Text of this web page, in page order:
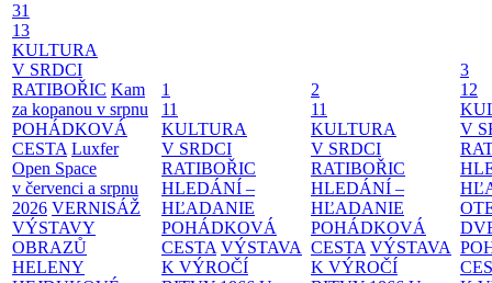
31
13
KULTURA
V SRDCI
RATIBOŘIC Kam
za kopanou v srpnu
POHÁDKOVÁ
CESTA Luxfer
Open Space
v červenci a srpnu
2026 VERNISÁŽ
VÝSTAVY
OBRAZŮ
HELENY
1
11
KULTURA
V SRDCI
RATIBOŘIC
HLEDÁNÍ –
HĽADANIE
POHÁDKOVÁ
CESTA VÝSTAVA
K VÝROČÍ
2
11
KULTURA
V SRDCI
RATIBOŘIC
HLEDÁNÍ –
HĽADANIE
POHÁDKOVÁ
CESTA VÝSTAVA
K VÝROČÍ
3
12
V